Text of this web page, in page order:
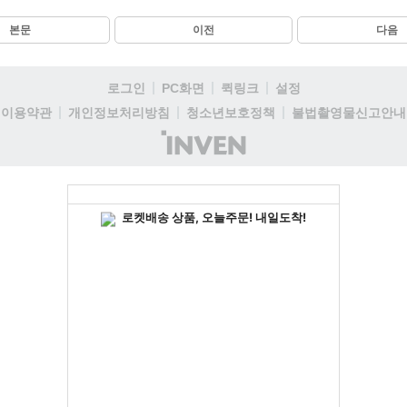
본문 이전 다음
로그인 PC화면 퀵링크
설정
이용약관
개인정보처리방침 청소년보호정책
불법촬영물신고안내
(주)
인